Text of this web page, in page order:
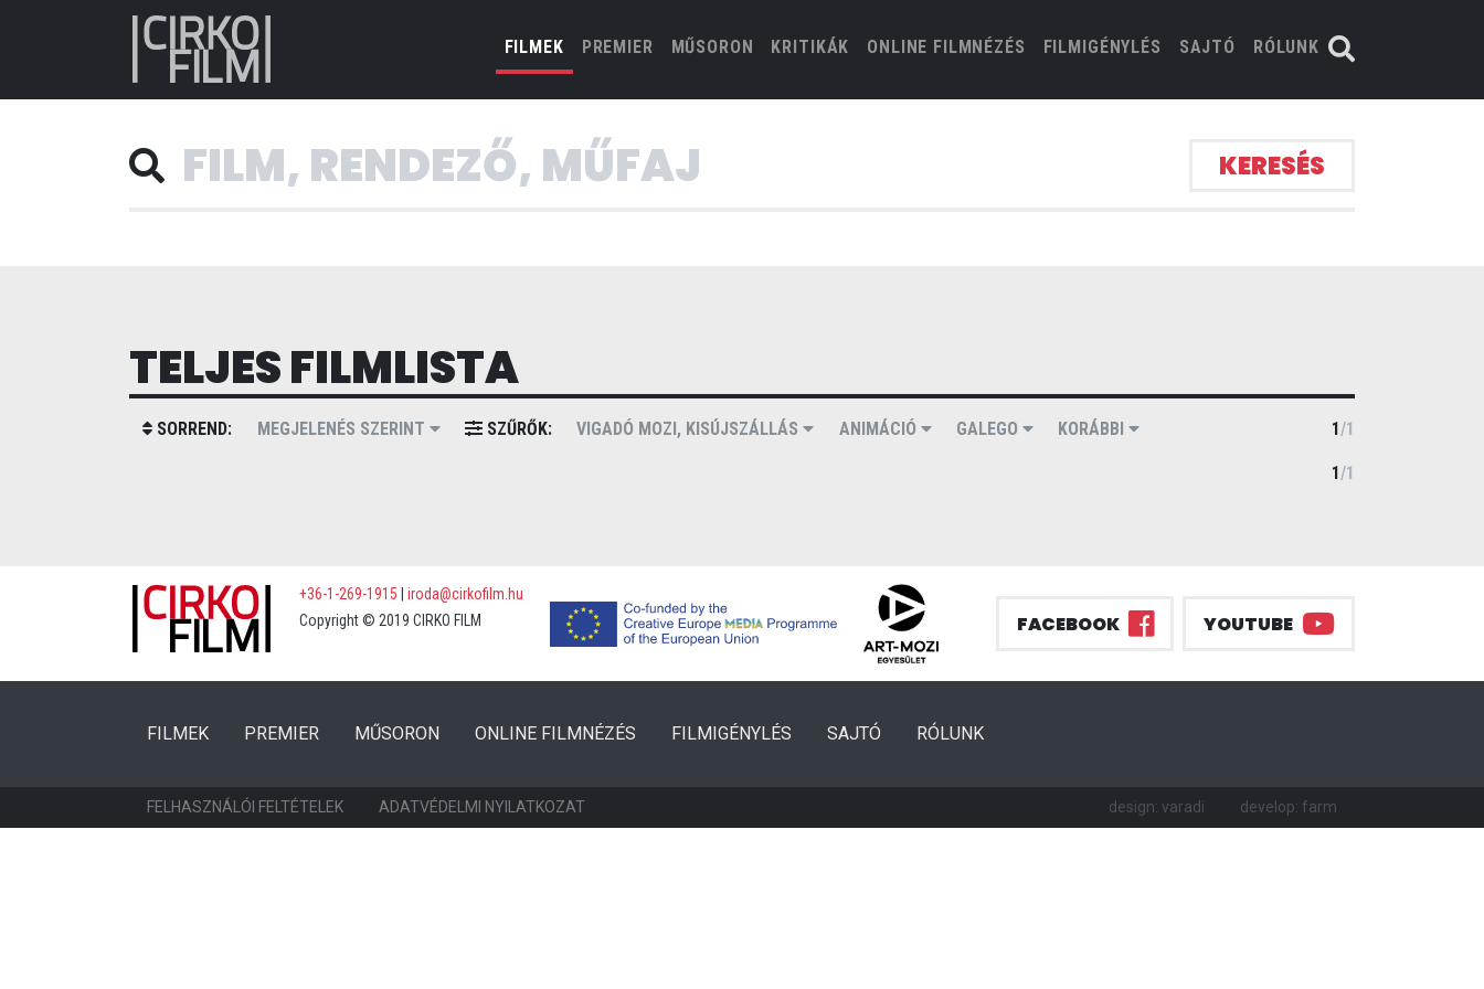
FILMEK(CURRENT)
PREMIER MŰSORON KRITIKÁK ONLINE FILMNÉZÉS FILMIGÉNYLÉS SAJTÓ RÓLUNK
KERESÉS
TELJES FILMLISTA
SORREND: MEGJELENÉS SZERINT SZŰRŐK: VIGADÓ MOZI, KISÚJSZÁLLÁS ANIMÁCIÓ GALEGO KORÁBBI 1/1
1/1
+36-1-269-1915
iroda@cirkofilm.hu
Copyright © 2019 CIRKO FILM
FACEBOOK YOUTUBE
FILMEK(CURRENT)
PREMIER (CURRENT)
MŰSORON ONLINE FILMNÉZÉS FILMIGÉNYLÉS SAJTÓ RÓLUNK
FELHASZNÁLÓI FELTÉTELEK ADATVÉDELMI NYILATKOZAT design: varadi develop: farm